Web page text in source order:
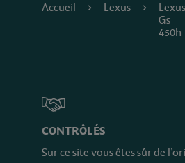
Accueil Lexus
Lexus
Gs
450h
CONTRÔLÉS
Sur ce site vous êtes sûr de